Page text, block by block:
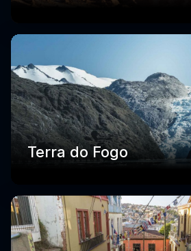
Terra do Fogo